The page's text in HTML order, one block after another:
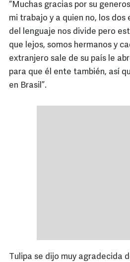
“Muchas gracias por su
mi trabajo y a quien no, los dos
del lenguaje nos divide pero
que lejos, somos hermanos y
extranjero sale de su país le
para que él ente también, así
en Brasil”.
Tulipa se dijo muy agradecida